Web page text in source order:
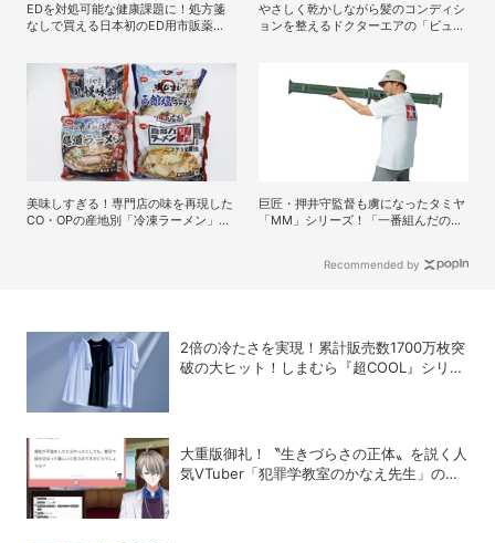
EDを対処可能な健康課題に！処方箋
なしで買える日本初のED用市販薬
やさしく乾かしながら髪のコンディシ
ョンを整えるドクターエアの「ビュオ
美味しすぎる！専門店の味を再現した
CO・OPの産地別「冷凍ラーメン」の
巨匠・押井守監督も虜になったタミヤ
「MM」シリーズ！「一番組んだのは
Recommended by
2倍の冷たさを実現！累計販売数1700万枚突
破の大ヒット！しまむら『超COOL』シリー
大重版御礼！〝生きづらさの正体〟を説く人
気VTuber「犯罪学教室のかなえ先生」の正